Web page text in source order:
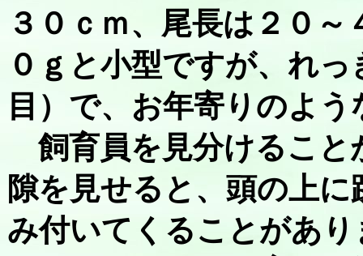
３０ｃｍ、尾長は２０
０ｇと小型ですが、れ
目）で、お年寄りのよ
飼育員を見分けること
隙を見せると、頭の上
み付いてくることがあ